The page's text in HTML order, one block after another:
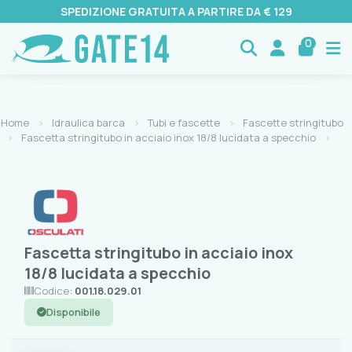
SPEDIZIONE GRATUITA A PARTIRE DA € 129
0
Home Idraulica barca Tubi e fascette
Fascette stringitubo
Fascetta stringitubo in acciaio inox 18/8 lucidata a specchio
Fascetta stringitubo in acciaio inox
18/8 lucidata a specchio
Codice: 001.18.029.01
Disponibile